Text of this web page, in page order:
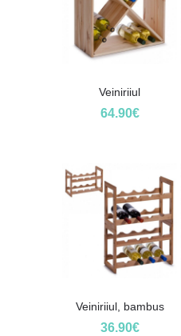
Veiniriiul
64.90€
Veiniriiul, bambus
36.90€